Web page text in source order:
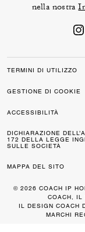
nella nostra
TERMINI DI UTILIZZO
GESTIONE DI COOKIE
ACCESSIBILITÀ
DICHIARAZIONE
172 DELLA LEGGE
SULLE SOCIETÀ
MAPPA DEL SITO
© 2026 COACH IP
COACH, IL
IL DESIGN COACH
MARCHI